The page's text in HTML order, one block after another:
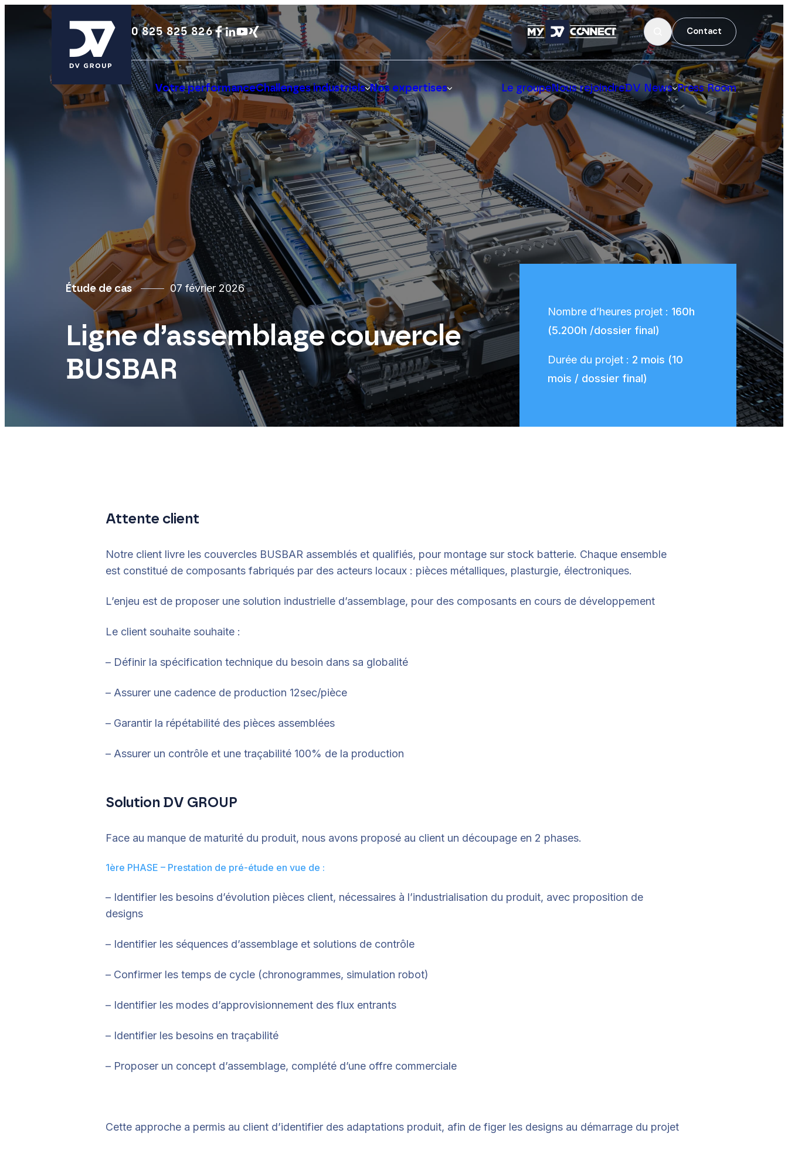
0 825 825 826 Contact
Votre performanceChallenges industriels Nos expertises Le groupeNous rejoindreDV News Press Room
Étude de cas 07 février 2026
Ligne d’assemblage couvercle
BUSBAR
Nombre d’heures projet : 160h
(5.200h /dossier final)
Durée du projet : 2 mois (10
mois / dossier final)
Attente client
Notre client livre les couvercles BUSBAR assemblés et qualifiés, pour montage sur stock batterie. Chaque ensemble
est constitué de composants fabriqués par des acteurs locaux : pièces métalliques, plasturgie, électroniques.
L’enjeu est de proposer une solution industrielle d’assemblage, pour des composants en cours de développement
Le client souhaite souhaite :
– Définir la spécification technique du besoin dans sa globalité
– Assurer une cadence de production 12sec/pièce
– Garantir la répétabilité des pièces assemblées
– Assurer un contrôle et une traçabilité 100% de la production
Solution DV GROUP
Face au manque de maturité du produit, nous avons proposé au client un découpage en 2 phases.
1ère PHASE – Prestation de pré-étude en vue de :
– Identifier les besoins d’évolution pièces client, nécessaires à l’industrialisation du produit, avec proposition de
designs
– Identifier les séquences d’assemblage et solutions de contrôle
– Confirmer les temps de cycle (chronogrammes, simulation robot)
– Identifier les modes d’approvisionnement des flux entrants
– Identifier les besoins en traçabilité
– Proposer un concept d’assemblage, complété d’une offre commerciale
Cette approche a permis au client d’identifier des adaptations produit, afin de figer les designs au démarrage du projet